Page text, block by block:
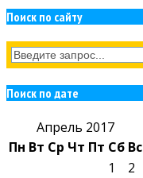
Поиск по сайту
Поиск по дате
Апрель 2017
Пн Вт Ср Чт Пт Сб Вс
1
2